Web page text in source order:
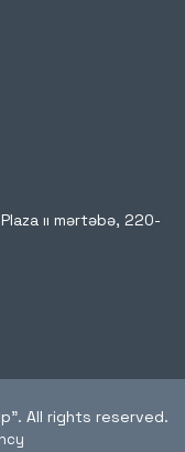
ıı mərtəbə, 220-
All rights reserved.